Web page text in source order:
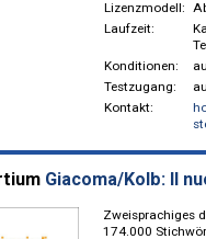
95.300
die
Die
Als